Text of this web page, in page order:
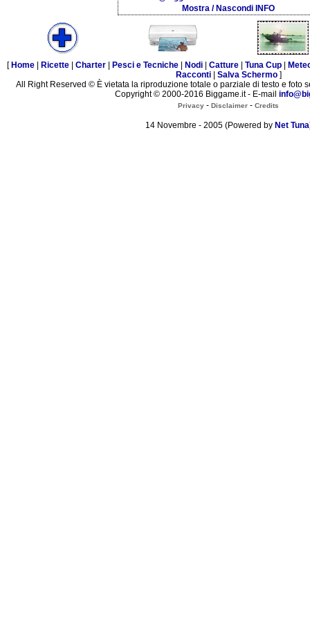
Mostra / Nascondi INFO
[ Home Ricette Charter Pesci e Tecniche Nodi Catture Tuna Cup
Racconti| Salva Schermo]
All Right Reserved © È vietata la riproduzione totale o parziale di testo e foto
Copyright © 2000-2016 Biggame.it - E-mail
Privacy - Disclaimer - Credits
14 Novembre - 2005 (Powered by Net Tuna